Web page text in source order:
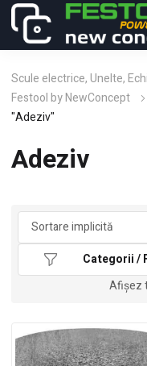
Scule electrice, Unelte,
Festool by NewConcept
"Adeziv"
Adeziv
Afișez
Categorii /